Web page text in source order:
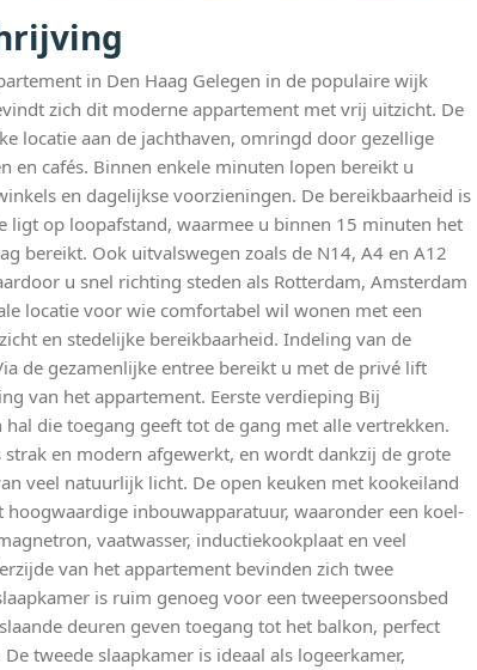
in Den Haag Gelegen in de populaire wijk
zich dit moderne appartement met vrij uitzicht. De
locatie aan de jachthaven, omringd door gezellige
en cafés. Binnen enkele minuten lopen bereikt u
en dagelijkse voorzieningen. De bereikbaarheid is
ligt op loopafstand, waarmee u binnen 15 minuten het
bereikt. Ook uitvalswegen zoals de N14, A4 en A12
u snel richting steden als Rotterdam, Amsterdam
locatie voor wie comfortabel wil wonen met een
en stedelijke bereikbaarheid. Indeling van de
de gezamenlijke entree bereikt u met de privé lift
van het appartement. Eerste verdieping Bij
die toegang geeft tot de gang met alle vertrekken.
en modern afgewerkt, en wordt dankzij de grote
veel natuurlijk licht. De open keuken met kookeiland
inbouwapparatuur, waaronder een koel-
vaatwasser, inductiekookplaat en veel
van het appartement bevinden zich twee
is ruim genoeg voor een tweepersoonsbed
deuren geven toegang tot het balkon, perfect
tweede slaapkamer is ideaal als logeerkamer,